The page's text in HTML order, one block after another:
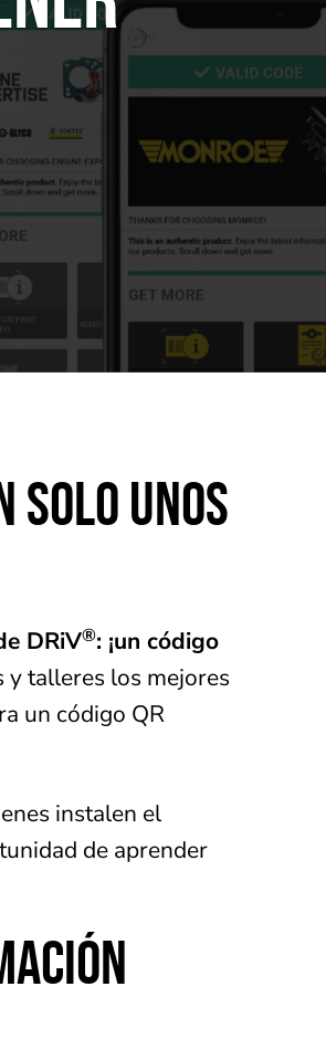
SOLO UNOS
DRiV®: ¡un código
y talleres los mejores
un código QR
instalen el
de aprender